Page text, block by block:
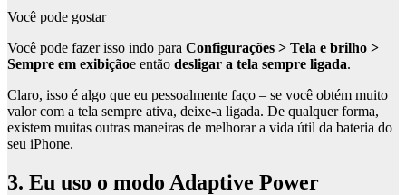
Você pode gostar
Você pode fazer isso indo para Configurações > Tela e brilho >
Sempre em exibiçãoe então desligar a tela sempre ligada.
Claro, isso é algo que eu pessoalmente faço – se você obtém muito
valor com a tela sempre ativa, deixe-a ligada. De qualquer forma,
existem muitas outras maneiras de melhorar a vida útil da bateria do
seu iPhone.
3. Eu uso o modo Adaptive Power